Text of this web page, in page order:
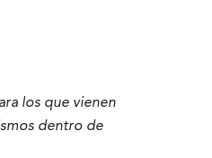
los que vienen
dentro de